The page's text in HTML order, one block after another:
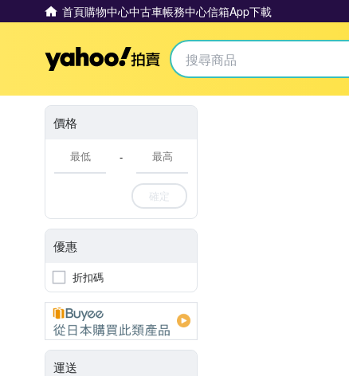
首頁購物中心中古車帳務中心信箱App下載
Yahoo拍賣
價格
-
確定
優惠
折扣碼
運送